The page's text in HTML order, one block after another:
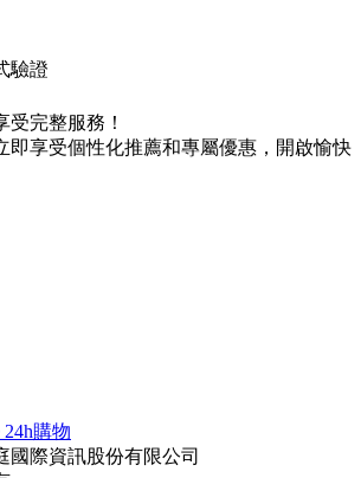
驗證
受完整服務！
即享受個性化推薦和專屬優惠，開啟愉快
24h購物
國際資訊股份有限公司